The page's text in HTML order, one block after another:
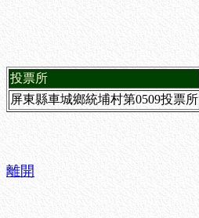
投票所
屏東縣車城鄉統埔村第0509投票所
離開